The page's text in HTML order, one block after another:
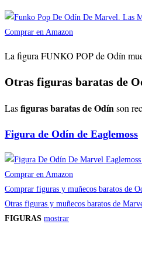
Comprar en Amazon
La figura FUNKO POP de Odín
Otras figuras baratas de
Lasfiguras baratas de Odínson
Figura de Odín de Eaglemoss
Comprar en Amazon
Comprar figuras y muñecos baratos de
Otras figuras y muñecos baratos de
FIGURAS mostrar